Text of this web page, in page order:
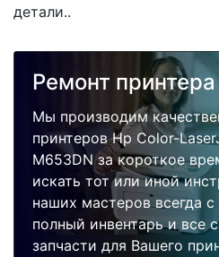
детали..
Ремонт принтера
Мы производим
принтеров Hp Color-
M653DN за короткое
искать тот или иной
наших мастеров всегда
полный инвентарь и все
запчасти для Вашего